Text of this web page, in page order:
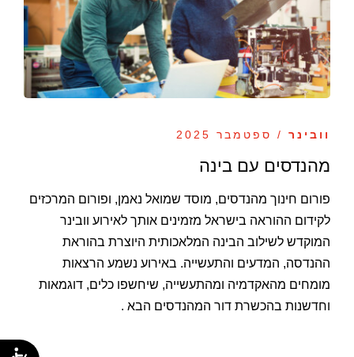
וובינר / ספטמבר 2025
מהנדסים עם בינה
פורום חינוך מהנדסים, מוסד שמואל נאמן, ופורום המרכזים
לקידום ההוראה בישראל מזמינים אותך לאירוע וובינר
המוקדש לשילוב הבינה המלאכותית היוצרת בהוראת
ההנדסה, המדעים והתעשייה. באירוע נשמע הרצאות
מומחים מהאקדמיה ומהתעשייה, שיחשפו כלים, דוגמאות
וחדשנות בהכשרת דור המהנדסים הבא .